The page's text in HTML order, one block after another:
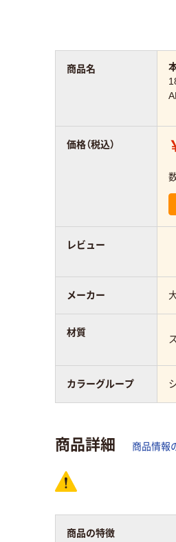
商品名
価格（税込）
レビュー
メーカー
材質
カラーグループ
商品詳細 商品情報
商品の特徴